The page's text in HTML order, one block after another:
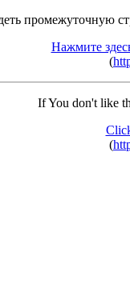
промежуточную
Нажмите
(
If You don't like
(